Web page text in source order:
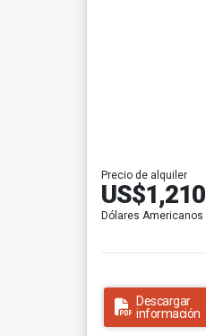
Precio de alquiler
US$1,210
Dólares Americanos
Descargar
información